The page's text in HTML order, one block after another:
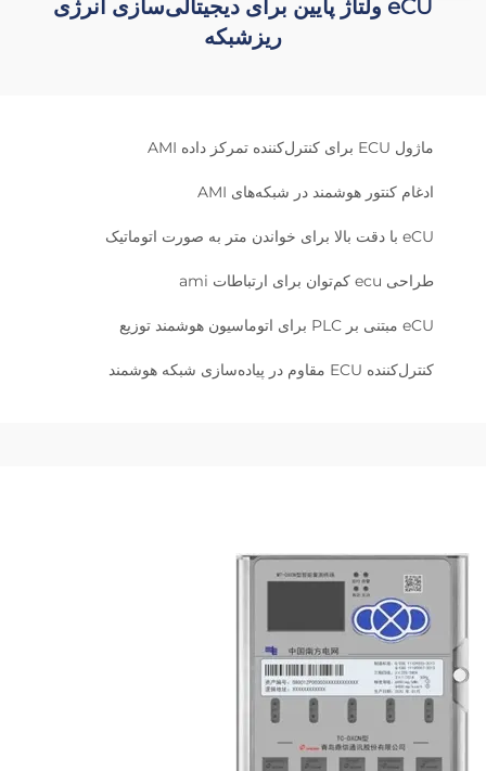
eCU ولتاژ پایین برای دیجیتالی‌سازی انرژی
ریزشبکه
ماژول ECU برای کنترل‌کننده تمرکز داده AMI
ادغام کنتور هوشمند در شبکه‌های AMI
eCU با دقت بالا برای خواندن متر به صورت اتوماتیک
طراحی ecu کم‌توان برای ارتباطات ami
eCU مبتنی بر PLC برای اتوماسیون هوشمند توزیع
کنترل‌کننده ECU مقاوم در پیاده‌سازی شبکه هوشمند